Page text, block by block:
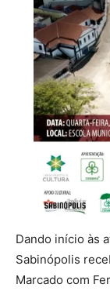
Dando início às
Sabinópolis
Marcado com